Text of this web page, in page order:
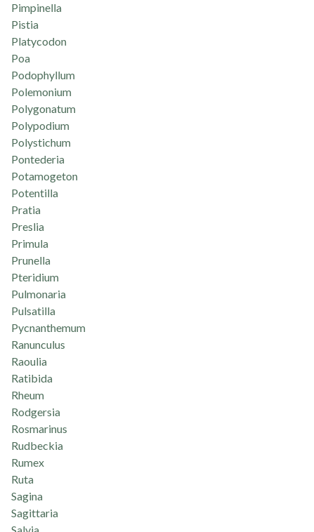
Pimpinella
Pistia
Platycodon
Poa
Podophyllum
Polemonium
Polygonatum
Polypodium
Polystichum
Pontederia
Potamogeton
Potentilla
Pratia
Preslia
Primula
Prunella
Pteridium
Pulmonaria
Pulsatilla
Pycnanthemum
Ranunculus
Raoulia
Ratibida
Rheum
Rodgersia
Rosmarinus
Rudbeckia
Rumex
Ruta
Sagina
Sagittaria